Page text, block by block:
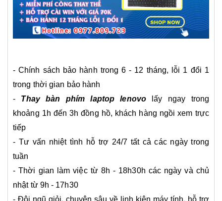
- Chính sách bảo hành trong 6 - 12 tháng, lỗi 1 đổi 1
trong thời gian bảo hành
- Thay bàn phím laptop lenovolấy ngay trong
khoảng 1h đến 3h đồng hồ, khách hàng ngồi xem trực
tiếp
- Tư vấn nhiệt tình hỗ trợ 24/7 tất cả các ngày trong
tuần
- Thời gian làm việc từ 8h - 18h30h các ngày và chủ
nhật từ 9h - 17h30
- Đội ngũ giỏi, chuyên sâu về linh kiện máy tính, hỗ trợ